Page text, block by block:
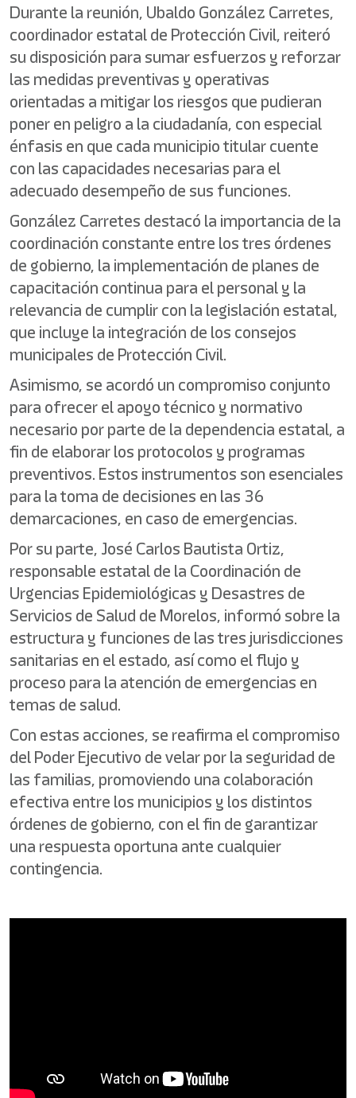
Durante la reunión, Ubaldo González Carretes,
coordinador estatal de Protección Civil, reiteró
su disposición para sumar esfuerzos y reforzar
las medidas preventivas y operativas
orientadas a mitigar los riesgos que pudieran
poner en peligro a la ciudadanía, con especial
énfasis en que cada municipio titular cuente
con las capacidades necesarias para el
adecuado desempeño de sus funciones.
González Carretes destacó la importancia de la
coordinación constante entre los tres órdenes
de gobierno, la implementación de planes de
capacitación continua para el personal y la
relevancia de cumplir con la legislación estatal,
que incluye la integración de los consejos
municipales de Protección Civil.
Asimismo, se acordó un compromiso conjunto
para ofrecer el apoyo técnico y normativo
necesario por parte de la dependencia estatal, a
fin de elaborar los protocolos y programas
preventivos. Estos instrumentos son esenciales
para la toma de decisiones en las 36
demarcaciones, en caso de emergencias.
Por su parte, José Carlos Bautista Ortiz,
responsable estatal de la Coordinación de
Urgencias Epidemiológicas y Desastres de
Servicios de Salud de Morelos, informó sobre la
estructura y funciones de las tres jurisdicciones
sanitarias en el estado, así como el flujo y
proceso para la atención de emergencias en
temas de salud.
Con estas acciones, se reafirma el compromiso
del Poder Ejecutivo de velar por la seguridad de
las familias, promoviendo una colaboración
efectiva entre los municipios y los distintos
órdenes de gobierno, con el fin de garantizar
una respuesta oportuna ante cualquier
contingencia.